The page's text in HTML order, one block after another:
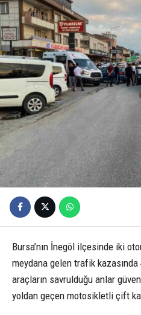
Bursa’nın İnegöl ilçesinde iki
meydana gelen trafik
araçların savrulduğu anlar
yoldan geçen motosikletli çift